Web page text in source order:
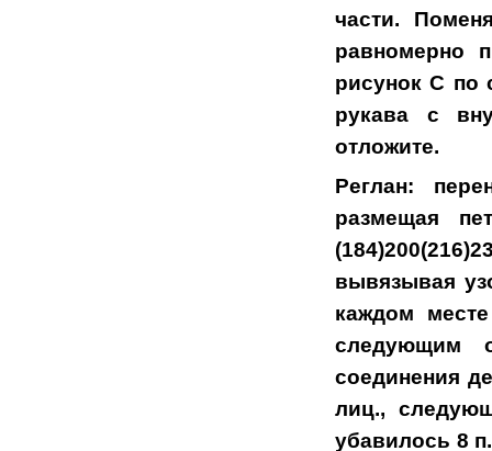
части.
равномерно
рисунок С по
рукава с
отложите.
Реглан:
размещая
вывязывая
каждом
следующим
соединения
лиц.,
убавилось 8